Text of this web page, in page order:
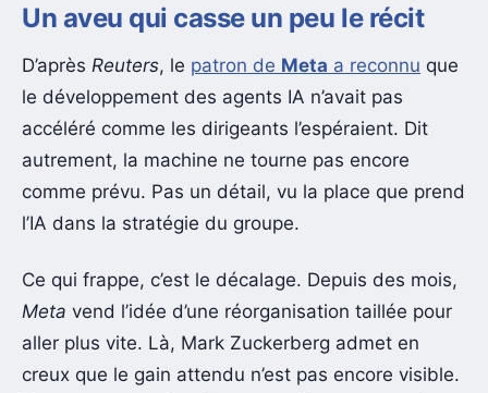
Un aveu qui casse un peu le récit
D’après Reuters, le patron de Meta a reconnu que
le développement des agents IA n’avait pas
accéléré comme les dirigeants l’espéraient. Dit
autrement, la machine ne tourne pas encore
comme prévu. Pas un détail, vu la place que prend
l’IA dans la stratégie du groupe.
Ce qui frappe, c’est le décalage. Depuis des mois,
Meta vend l’idée d’une réorganisation taillée pour
aller plus vite. Là, Mark Zuckerberg admet en
creux que le gain attendu n’est pas encore visible.